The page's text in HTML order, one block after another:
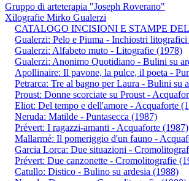
Gruppo di arteterapia "Joseph Roverano"
Xilografie Mirko Gualerzi
CATALOGO INCISIONI E STAMPE
Gualerzi: Pelo e Piuma - Inchiostri
Gualerzi: Alfabeto muto - Litografie (1978)
Gualerzi: Anonimo Quotidiano - Bulini su
Apollinaire: Il pavone, la pulce, il poeta -
Petrarca: Tre al bagno per Laura - Bulini su
Proust: Donne scorciate su Proust -
Eliot: Del tempo e dell'amore - Acquaforte
Neruda: Matilde - Puntasecca (1987)
Prévert: I ragazzi-amanti - Acquaforte (1987)
Mallarmé: Il pomeriggio d'un fauno -
Garcia Lorca: Due situazioni -
Prévert: Due canzonette - Cromolitografie
Catullo: Distico - Bulino su ardesia (1988)